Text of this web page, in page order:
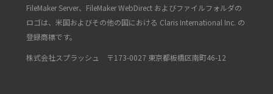
FileMaker Server、FileMaker WebDirect およびファイルフォルダの
ロゴは、米国およびその他の国における Claris International Inc. の
登録商標です。
株式会社スプラッシュ 〒173-0027 東京都板橋区南町46-12